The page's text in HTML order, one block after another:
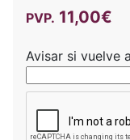
PVP. 11,00€
Avisar si vuelve